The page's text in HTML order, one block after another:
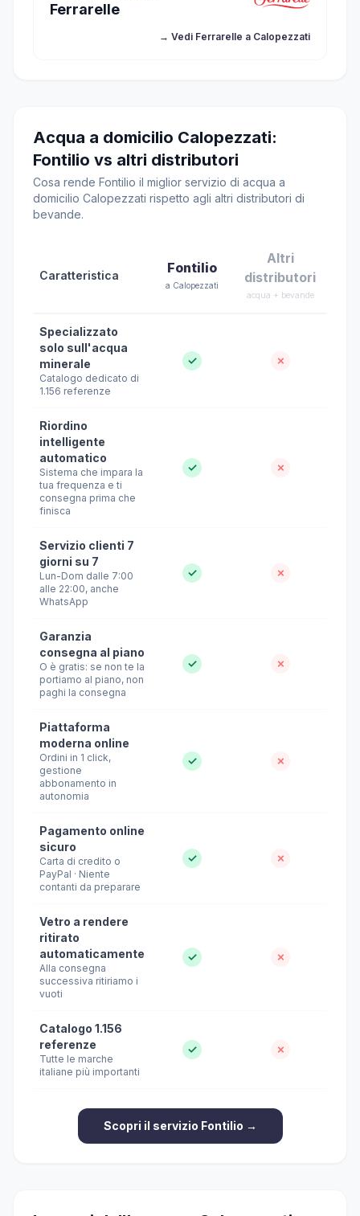
Ferrarelle
→ Vedi Ferrarelle a Calopezzati
Acqua a domicilio Calopezzati:
Fontilio vs altri distributori
Cosa rende Fontilio il miglior servizio di acqua a
domicilio Calopezzati rispetto agli altri distributori di
bevande.
Caratteristica Fontilio
a Calopezzati
Altri
distributori
acqua + bevande
Specializzato
solo sull'acqua
minerale
Catalogo dedicato di
1.156 referenze
✓ ✗
Riordino
intelligente
automatico
Sistema che impara la
tua frequenza e ti
consegna prima che
finisca
✓ ✗
Servizio clienti 7
giorni su 7
Lun-Dom dalle 7:00
alle 22:00, anche
WhatsApp
✓ ✗
Garanzia
consegna al piano
O è gratis: se non te la
portiamo al piano, non
paghi la consegna
✓ ✗
Piattaforma
moderna online
Ordini in 1 click,
gestione
abbonamento in
autonomia
✓ ✗
Pagamento online
sicuro
Carta di credito o
PayPal · Niente
contanti da preparare
✓ ✗
Vetro a rendere
ritirato
automaticamente
Alla consegna
successiva ritiriamo i
vuoti
✓ ✗
Catalogo 1.156
referenze
Tutte le marche
italiane più importanti
✓ ✗
Scopri il servizio Fontilio →